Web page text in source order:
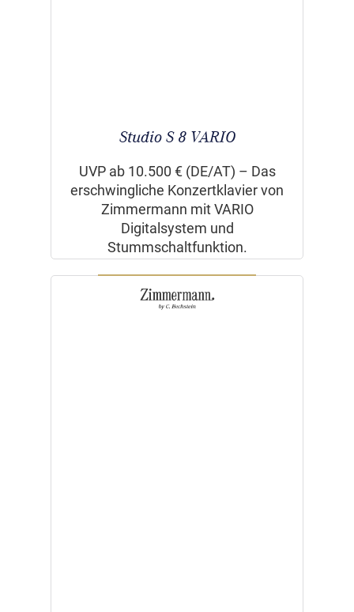
Studio S 8 VARIO
UVP ab 10.500 € (DE/AT) – Das
erschwingliche Konzertklavier von
Zimmermann mit VARIO
Digitalsystem und
Stummschaltfunktion.